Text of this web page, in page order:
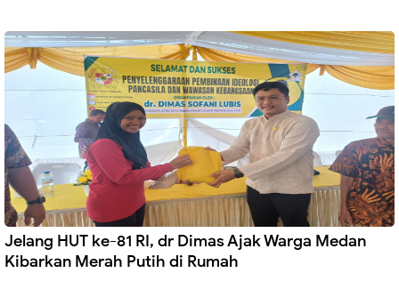
Jelang HUT ke-81 RI, dr Dimas Ajak Warga Medan
Kibarkan Merah Putih di Rumah